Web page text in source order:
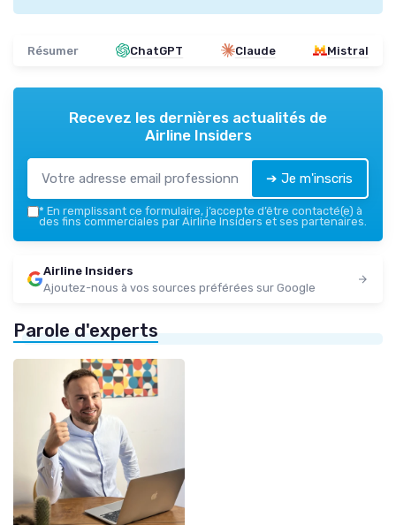
Résumer ChatGPT Claude Mistral
Recevez les dernières actualités de
Airline Insiders
➔ Je m'inscris
* En remplissant ce formulaire, j’accepte d’être contacté(e) à
des fins commerciales par Airline Insiders et ses partenaires.
Airline Insiders
Ajoutez-nous à vos sources préférées sur Google
Parole d'experts